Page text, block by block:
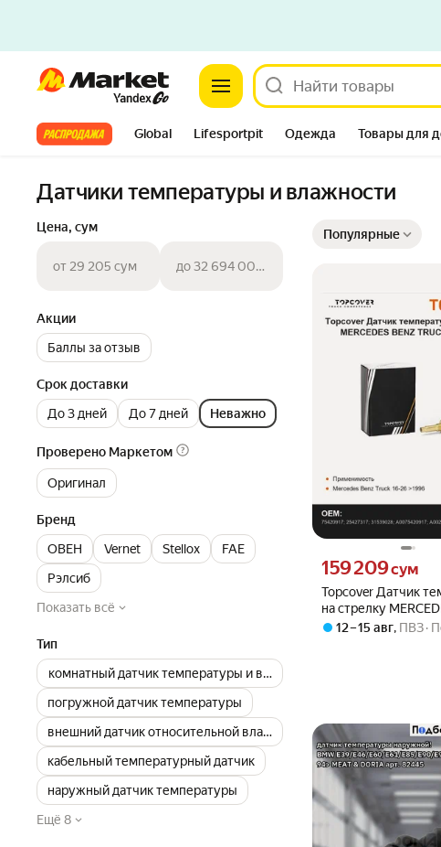
Market
Все хиты Global Lifesportpit Одежда Товары для
Датчики температуры и влажности
Цена, сум
от 29 205 сум до 32 694 002 сум
Акции
Баллы за отзыв
Срок доставки
До 3 дней
До 7 дней Неважно
Проверено Маркетом
Оригинал
Бренд
ОВЕН
Vernet Stellox
FAE
Рэлсиб
Показать всё
Тип
комнатный датчик температуры и влажности
погружной датчик температуры
внешний датчик относительной влажности/ температуры
кабельный температурный датчик
наружный датчик температуры
Ещё 8
Популярные
Topcover Датчик
на стрелку
TRUCK 8-15 103C
Цена 159209 сум вместо
159 209сум
12 – 15 авг, ПВЗ